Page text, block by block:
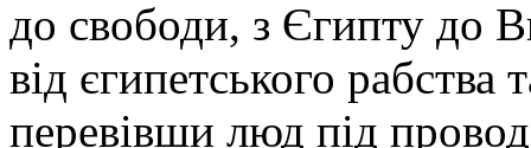
до свободи, з Єгипту до
від єгипетського рабства
перевівши люд під